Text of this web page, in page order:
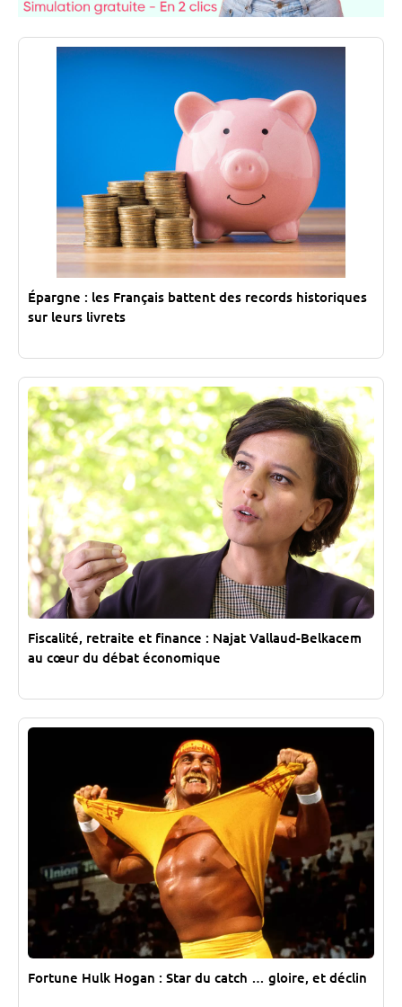
Épargne : les Français battent des records historiques
sur leurs livrets
Fiscalité, retraite et finance : Najat Vallaud-Belkacem
au cœur du débat économique
Fortune Hulk Hogan : Star du catch … gloire, et déclin